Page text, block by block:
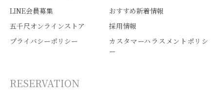
LINE会員募集
おすすめ新着情報
五千尺オンラインストア
採用情報
プライバシーポリシー
カスタマーハラスメントポリシ
ー
RESERVATION